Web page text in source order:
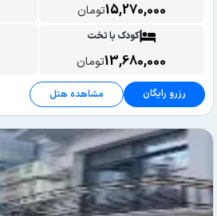
15,270,000تومان
کودک با تخت
13,680,000تومان
رزرو رایگان مشاهده هتل